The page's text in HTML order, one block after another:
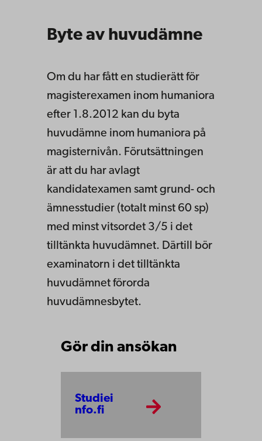
Byte av huvudämne
Om du har fått en studierätt för
magisterexamen inom humaniora
efter 1.8.2012 kan du byta
huvudämne inom humaniora på
magisternivån. Förutsättningen
är att du har avlagt
kandidatexamen samt grund- och
ämnesstudier (totalt minst 60 sp)
med minst vitsordet 3/5 i det
tilltänkta huvudämnet. Därtill bör
examinatorn i det tilltänkta
huvudämnet förorda
huvudämnesbytet.
Gör din ansökan
Studiei
nfo.fi